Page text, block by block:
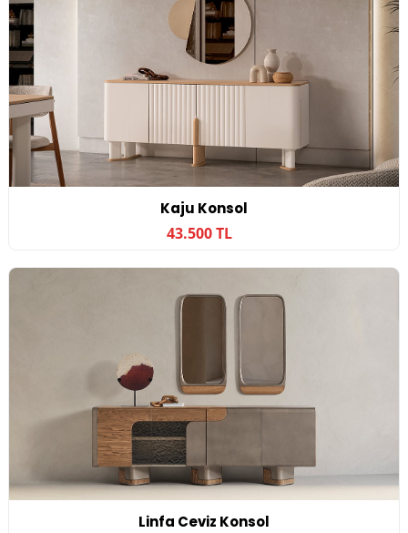
Kaju Konsol
43.500 TL
Linfa Ceviz Konsol